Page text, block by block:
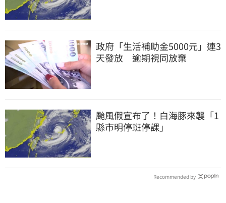
政府「生活補助金5000元」連3
天發放 逾期視同放棄
颱風假宣布了！白海豚來襲「1
縣市明停班停課」
Recommended by